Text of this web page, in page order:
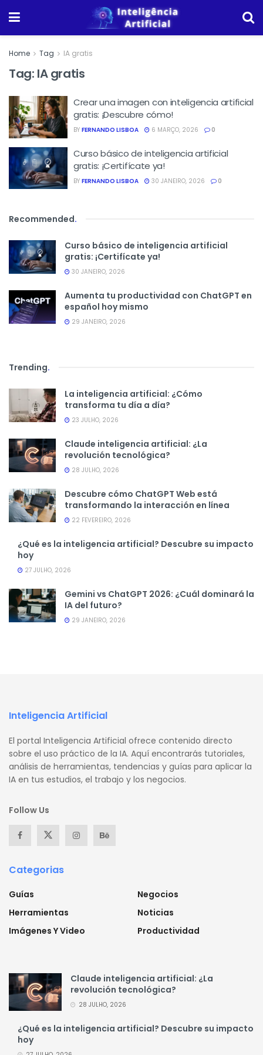
Home Tag IA gratis
Tag: IA gratis
Crear una imagen con inteligencia artificial
gratis: ¡Descubre cómo!
BY FERNANDO LISBOA 6 MARÇO, 2026 0
Curso básico de inteligencia artificial
gratis: ¡Certifícate ya!
BY FERNANDO LISBOA 30 JANEIRO, 2026 0
Recommended.
Curso básico de inteligencia artificial
gratis: ¡Certifícate ya!
30 JANEIRO, 2026
Aumenta tu productividad con ChatGPT en
español hoy mismo
29 JANEIRO, 2026
Trending.
La inteligencia artificial: ¿Cómo
transforma tu día a día?
23 JULHO, 2026
Claude inteligencia artificial: ¿La
revolución tecnológica?
28 JULHO, 2026
Descubre cómo ChatGPT Web está
transformando la interacción en línea
22 FEVEREIRO, 2026
¿Qué es la inteligencia artificial? Descubre su impacto
hoy
27 JULHO, 2026
Gemini vs ChatGPT 2026: ¿Cuál dominará la
IA del futuro?
29 JANEIRO, 2026
Inteligencia Artificial
El portal Inteligencia Artificial ofrece contenido directo
sobre el uso práctico de la IA. Aquí encontrarás tutoriales,
análisis de herramientas, tendencias y guías para aplicar la
IA en tus estudios, el trabajo y los negocios.
Follow Us
Categorias
Guías
Herramientas
Imágenes Y Video
Negocios
Noticias
Productividad
Claude inteligencia artificial: ¿La
revolución tecnológica?
28 JULHO, 2026
¿Qué es la inteligencia artificial? Descubre su impacto
hoy